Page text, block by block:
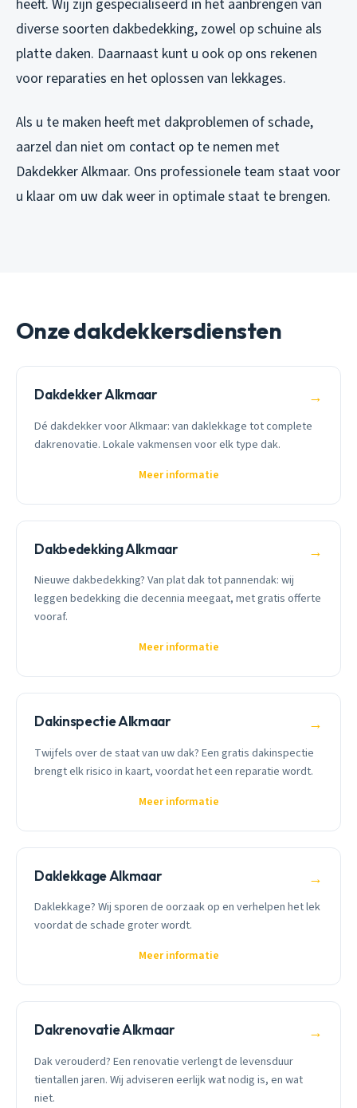
heeft. Wij zijn gespecialiseerd in het aanbrengen van
diverse soorten dakbedekking, zowel op schuine als
platte daken. Daarnaast kunt u ook op ons rekenen
voor reparaties en het oplossen van lekkages.
Als u te maken heeft met dakproblemen of schade,
aarzel dan niet om contact op te nemen met
Dakdekker Alkmaar. Ons professionele team staat voor
u klaar om uw dak weer in optimale staat te brengen.
Onze dakdekkersdiensten
Dakdekker Alkmaar →
Dé dakdekker voor Alkmaar: van daklekkage tot complete
dakrenovatie. Lokale vakmensen voor elk type dak.
Meer informatie
Dakbedekking Alkmaar →
Nieuwe dakbedekking? Van plat dak tot pannendak: wij
leggen bedekking die decennia meegaat, met gratis offerte
vooraf.
Meer informatie
Dakinspectie Alkmaar →
Twijfels over de staat van uw dak? Een gratis dakinspectie
brengt elk risico in kaart, voordat het een reparatie wordt.
Meer informatie
Daklekkage Alkmaar →
Daklekkage? Wij sporen de oorzaak op en verhelpen het lek
voordat de schade groter wordt.
Meer informatie
Dakrenovatie Alkmaar →
Dak verouderd? Een renovatie verlengt de levensduur
tientallen jaren. Wij adviseren eerlijk wat nodig is, en wat
niet.